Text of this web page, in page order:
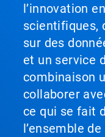
l’innovation
scientifiques,
sur des
et un service
combinaison
collaborer
ce qui se fait
l’ensemble